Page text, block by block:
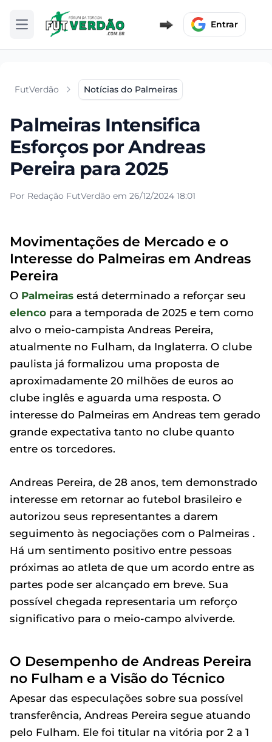
Abrir menu Entrar
FutVerdão Notícias do Palmeiras
Palmeiras Intensifica
Esforços por Andreas
Pereira para 2025
Por Redação FutVerdão em 26/12/2024 18:01
Movimentações de Mercado e o
Interesse do Palmeiras em Andreas
Pereira
O Palmeiras está determinado a reforçar seu
elenco para a temporada de 2025 e tem como
alvo o meio-campista Andreas Pereira,
atualmente no Fulham, da Inglaterra. O clube
paulista já formalizou uma proposta de
aproximadamente 20 milhões de euros ao
clube inglês e aguarda uma resposta. O
interesse do Palmeiras em Andreas tem gerado
grande expectativa tanto no clube quanto
entre os torcedores.
Andreas Pereira, de 28 anos, tem demonstrado
interesse em retornar ao futebol brasileiro e
autorizou seus representantes a darem
seguimento às negociações com o Palmeiras .
Há um sentimento positivo entre pessoas
próximas ao atleta de que um acordo entre as
partes pode ser alcançado em breve. Sua
possível chegada representaria um reforço
significativo para o meio-campo alviverde.
O Desempenho de Andreas Pereira
no Fulham e a Visão do Técnico
Apesar das especulações sobre sua possível
transferência, Andreas Pereira segue atuando
pelo Fulham. Ele foi titular na vitória por 2 a 1